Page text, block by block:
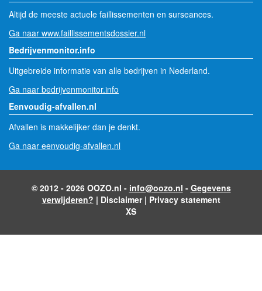
Altijd de meeste actuele faillissementen en surseances.
Ga naar www.faillissementsdossier.nl
Bedrijvenmonitor.info
Uitgebreide informatie van alle bedrijven in Nederland.
Ga naar bedrijvenmonitor.info
Eenvoudig-afvallen.nl
Afvallen is makkelijker dan je denkt.
Ga naar eenvoudig-afvallen.nl
© 2012 - 2026 OOZO.nl - info@oozo.nl - Gegevens
verwijderen? | Disclaimer| Privacy statement
XS